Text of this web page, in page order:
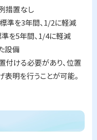
措置なし
準を3年間、1/2に軽減
を5年間、1/4に軽減
設備
ける必要があり、位置
明を行うことが可能。